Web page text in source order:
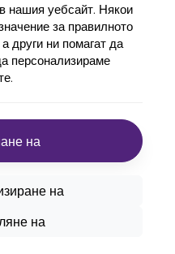
нашия уебсайт. Някои
за правилното
други ни помагат да
персонализираме
на
на
на
-10%
mobilNET калъф тип книга
Samsung Galaxy A35 5G,
златист (Lichi)
14,32 €
В наличност 1 бр